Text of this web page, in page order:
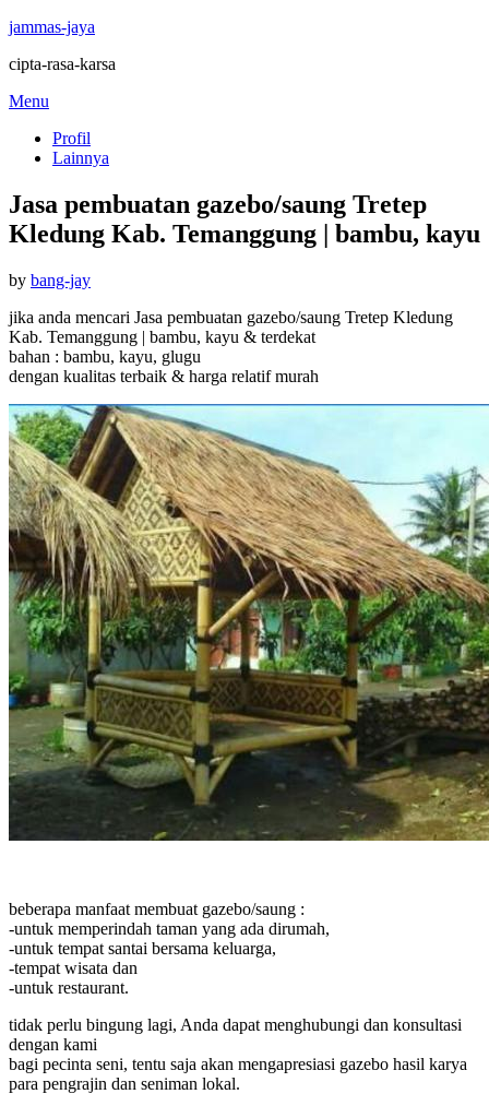
jammas-jaya
cipta-rasa-karsa
Skip
content
Menu
Profil
Lainnya
Jasa pembuatan gazebo/saung Tretep
Kledung Kab. Temanggung | bambu, kayu
by bang-jayPosted
jika anda mencari Jasa pembuatan gazebo/saung Tretep Kledung
Kab. Temanggung | bambu, kayu & terdekat
bahan : bambu, kayu, glugu
dengan kualitas terbaik & harga relatif murah
beberapa manfaat membuat gazebo/saung :
-untuk memperindah taman yang ada dirumah,
-untuk tempat santai bersama keluarga,
-tempat wisata dan
-untuk restaurant.
tidak perlu bingung lagi, Anda dapat menghubungi dan konsultasi
dengan kami
bagi pecinta seni, tentu saja akan mengapresiasi gazebo hasil karya
para pengrajin dan seniman lokal.